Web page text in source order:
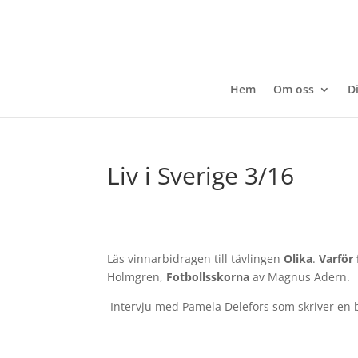
Hem Om oss
Liv i Sverige 3/16
Läs vinnarbidragen till tävlingenOlika.Varför
Holmgren, Fotbollsskorna av Magnus Adern.
Intervju med Pamela Delefors som skriver